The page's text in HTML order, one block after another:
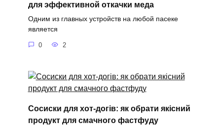
для эффективной откачки меда
Одним из главных устройств на любой пасеке
является
0 2
Сосиски для хот-догів: як обрати якісний
продукт для смачного фастфуду